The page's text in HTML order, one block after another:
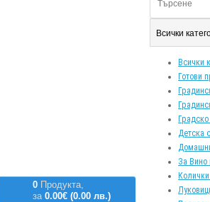
0 Продукта,
за 0.00€ (0.00 лв.)
Всички
Всички
Готови
Детска
За Вино